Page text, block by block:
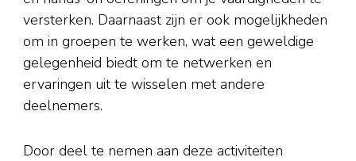
versterken. Daarnaast zijn er ook mogelijkheden
om in groepen te werken, wat een geweldige
gelegenheid biedt om te netwerken en
ervaringen uit te wisselen met andere
deelnemers.
Door deel te nemen aan deze activiteiten